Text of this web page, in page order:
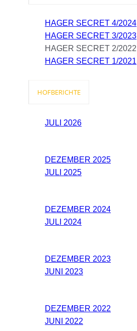
HAGER SECRET 4/2024
HAGER SECRET 3/2023
HAGER SECRET 2/2022
HAGER SECRET 1/2021
HOFBERICHTE
JULI 2026
DEZEMBER 2025
JULI 2025
DEZEMBER 2024
JULI 2024
DEZEMBER 2023
JUNI 2023
DEZEMBER 2022
JUNI 2022